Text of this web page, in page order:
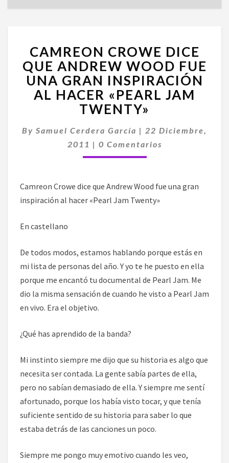
CROWE
DICE
QUE
ANDREW
WOOD
FUE
GRAN
INSPIRACIÓN
JAM
TWENTY»
CAMREON CROWE DICE
QUE ANDREW WOOD FUE
UNA GRAN INSPIRACIÓN
AL HACER «PEARL JAM
TWENTY»
By Samuel Cerdera García | 22 Diciembre,
2011 | Comentarios
0 Comentarios
Camreon Crowe dice que Andrew Wood fue una gran
inspiración al hacer «Pearl Jam Twenty»
En castellano
De todos modos, estamos hablando porque estás en
mi lista de personas del año. Y yo te he puesto en ella
porque me encantó tu documental de Pearl Jam. Me
dio la misma sensación de cuando he visto a Pearl Jam
en vivo. Era el objetivo.
¿Qué has aprendido de la banda?
Mi instinto siempre me dijo que su historia es algo que
necesita ser contada. La gente sabía partes de ella,
pero no sabían demasiado de ella. Y siempre me sentí
afortunado, porque los había visto tocar, y que tenía
suficiente sentido de su historia para saber lo que
estaba detrás de las canciones un poco.
Siempre me pongo muy emotivo cuando les veo,